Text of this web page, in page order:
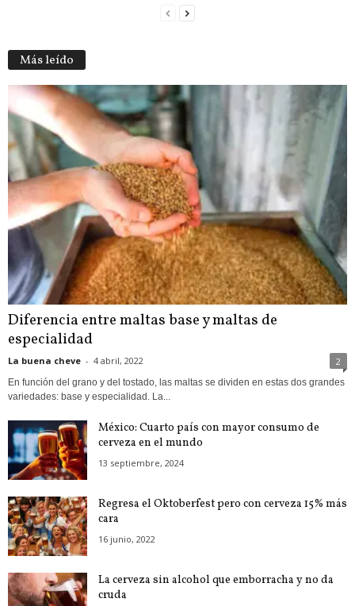
Más leído
Diferencia entre maltas base y maltas de
especialidad
La buena cheve - 4 abril, 2022 2
En función del grano y del tostado, las maltas se dividen en estas dos grandes
variedades: base y especialidad. La...
México: Cuarto país con mayor consumo de
cerveza en el mundo
13 septiembre, 2024
Regresa el Oktoberfest pero con cerveza 15% más
cara
16 junio, 2022
La cerveza sin alcohol que emborracha y no da
cruda